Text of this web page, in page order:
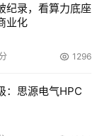
纪录，看算力底座
业化
1296
：思源电气HPC